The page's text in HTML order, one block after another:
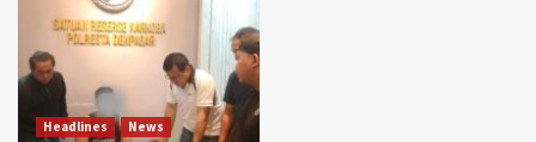
Headlines
News